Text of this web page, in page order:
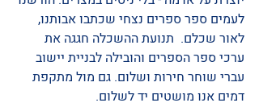
לעמים ספר ספרים נצחי שכתבו אבותנו,
לאור שכלם.  תנועת ההשכלה חגגה את
ערכי ספר הספרים והובילה לבניית יישוב
עברי שוחר חירות ושלום. גם מול מתקפת
דמים אנו מושטים יד לשלום.